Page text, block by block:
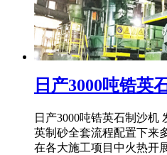
日产3000吨锆英
日产3000吨锆英石制沙机
英制砂全套流程配置下来
在各大施工项目中火热开